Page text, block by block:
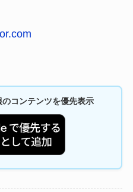
コンテンツを優先表示